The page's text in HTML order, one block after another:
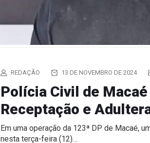
REDAÇÃO 13 DE NOVEMBRO DE 2024
Polícia Civil de
Receptação e
Em uma operação da 123ª DP de Macaé,
nesta terça-feira (12)…